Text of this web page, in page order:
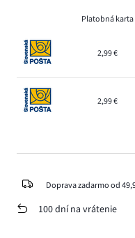
Platobná karta
2,99 €
2,99 €
Doprava zadarmo od
100 dní na vrátenie